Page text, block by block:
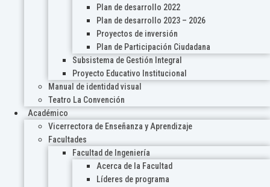
Plan de desarrollo 2022
Plan de desarrollo 2023 – 2026
Proyectos de inversión
Plan de Participación Ciudadana
Subsistema de Gestión Integral
Proyecto Educativo Institucional
Manual de identidad visual
Teatro La Convención
Académico
Vicerrectora de Enseñanza y Aprendizaje
Facultades
Facultad de Ingeniería
Acerca de la Facultad
Líderes de programa